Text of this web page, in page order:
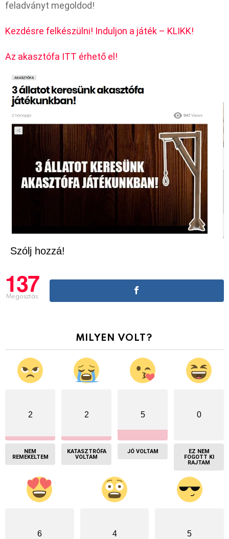
feladványt megoldod!
Kezdésre felkészülni! Induljon a játék – KLIKK!
Az akasztófa ITT érhető el!
Szólj hozzá!
137
Megosztás
MILYEN VOLT?
2
NEM
REMEKELTEM
2
KATASZTRÓFA
VOLTAM
5
JÓ VOLTAM
0
EZ NEM
FOGOTT KI
RAJTAM
6 4 5